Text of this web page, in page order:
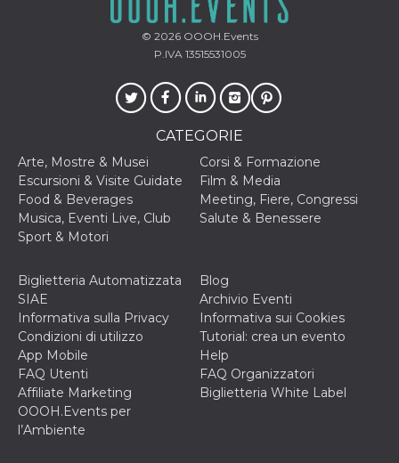
© 2026OOOH.Events
P.IVA 13515531005
CATEGORIE
Arte, Mostre & Musei
Corsi & Formazione
Escursioni & Visite Guidate
Film & Media
Food & Beverages
Meeting, Fiere, Congressi
Musica, Eventi Live, Club
Salute & Benessere
Sport & Motori
Biglietteria Automatizzata
SIAE
Blog
Archivio Eventi
Informativa sulla Privacy
Informativa sui Cookies
Condizioni di utilizzo
Tutorial: crea un evento
App Mobile
Help
FAQ Utenti
FAQ Organizzatori
Affiliate Marketing
Biglietteria White Label
OOOH.Events per
l’Ambiente